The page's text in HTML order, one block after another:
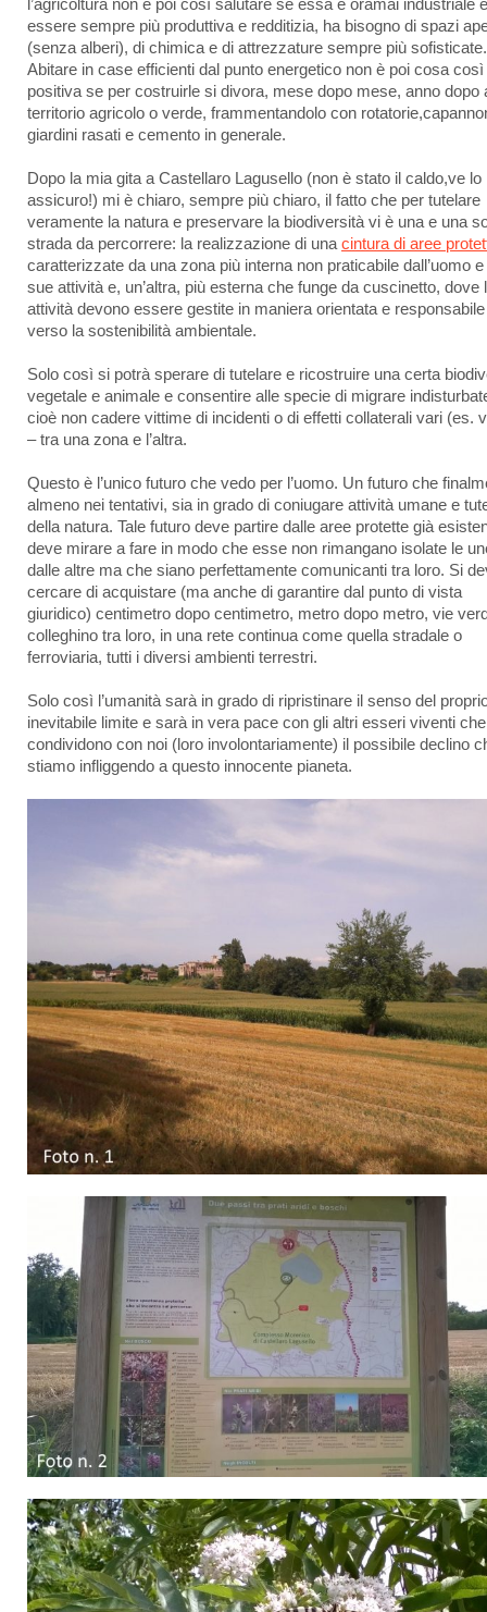
l’agricoltura non è poi così salutare se essa è oramai industriale
essere sempre più produttiva e redditizia, ha bisogno di spazi
(senza alberi), di chimica e di attrezzature sempre più sofisticate.
Abitare in case efficienti dal punto energetico non è poi cosa così
positiva se per costruirle si divora, mese dopo mese, anno dopo
territorio agricolo o verde, frammentandolo con
giardini rasati e cemento in generale.
Dopo la mia gita a Castellaro Lagusello (non è stato il caldo,ve lo
assicuro!) mi è chiaro, sempre più chiaro, il fatto che per tutelare
veramente la natura e preservare la biodiversità vi è una e una
strada da percorrere: la realizzazione di una cintura di aree
caratterizzate da una zona più interna non praticabile dall’uomo e
sue attività e, un’altra, più esterna che funge da cuscinetto, dove
attività devono essere gestite in maniera orientata e responsabile
verso la sostenibilità ambientale.
Solo così si potrà sperare di tutelare e ricostruire una certa
vegetale e animale e consentire alle specie di migrare
cioè non cadere vittime di incidenti o di effetti collaterali vari (es.
– tra una zona e l’altra.
Questo è l’unico futuro che vedo per l’uomo. Un futuro che
almeno nei tentativi, sia in grado di coniugare attività umane e
della natura. Tale futuro deve partire dalle aree protette già
deve mirare a fare in modo che esse non rimangano isolate le
dalle altre ma che siano perfettamente comunicanti tra loro. Si
cercare di acquistare (ma anche di garantire dal punto di vista
giuridico) centimetro dopo centimetro, metro dopo metro, vie
colleghino tra loro, in una rete continua come quella stradale o
ferroviaria, tutti i diversi ambienti terrestri.
Solo così l’umanità sarà in grado di ripristinare il senso del
inevitabile limite e sarà in vera pace con gli altri esseri viventi che
condividono con noi (loro involontariamente) il possibile declino
stiamo infliggendo a questo innocente pianeta.